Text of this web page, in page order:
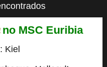
no MSC Euribia
Kiel